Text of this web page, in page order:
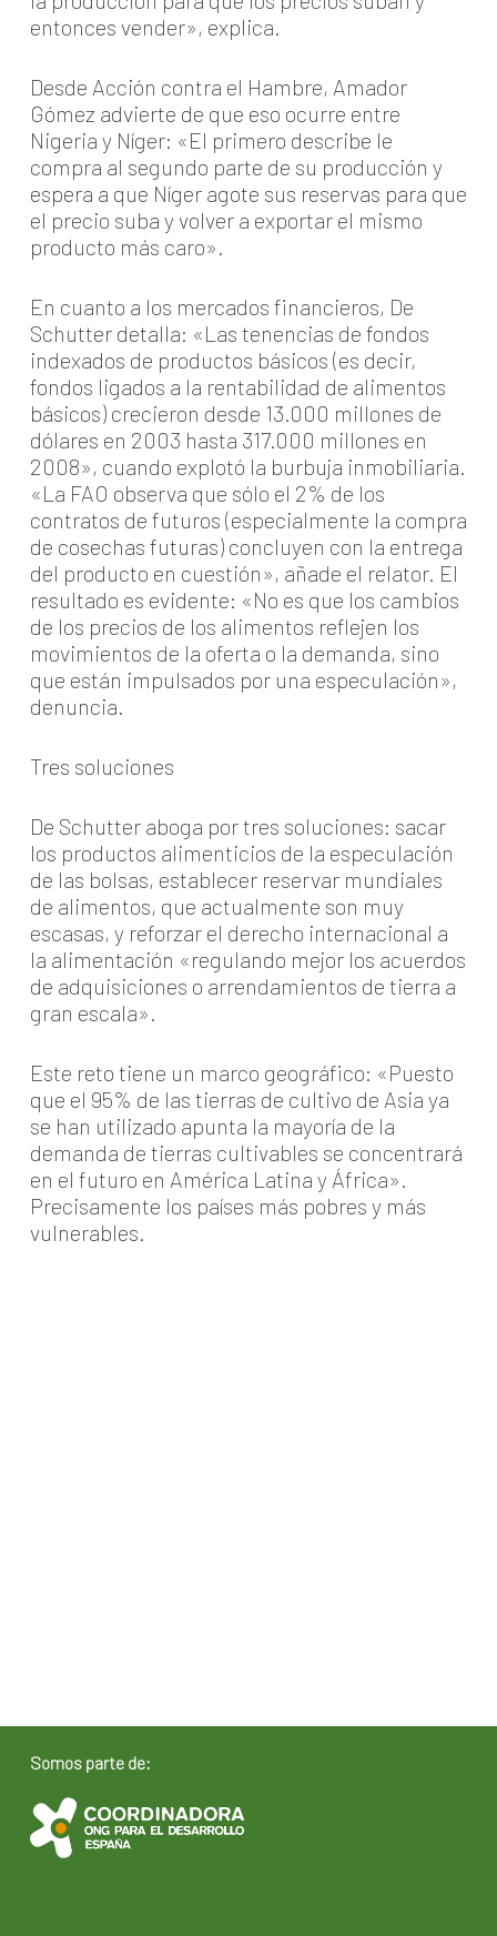
entonces vender», explica.
Desde Acción contra el Hambre, Amador
Gómez advierte de que eso ocurre entre
Nigeria y Níger: «El primero describe le
compra al segundo parte de su producción y
espera a que Níger agote sus reservas para que
el precio suba y volver a exportar el mismo
producto más caro».
En cuanto a los mercados financieros, De
Schutter detalla: «Las tenencias de fondos
indexados de productos básicos (es decir,
fondos ligados a la rentabilidad de alimentos
básicos) crecieron desde 13.000 millones de
dólares en 2003 hasta 317.000 millones en
2008», cuando explotó la burbuja inmobiliaria.
«La FAO observa que sólo el 2% de los
contratos de futuros (especialmente la compra
de cosechas futuras) concluyen con la entrega
del producto en cuestión», añade el relator. El
resultado es evidente: «No es que los cambios
de los precios de los alimentos reflejen los
movimientos de la oferta o la demanda, sino
que están impulsados por una especulación»,
denuncia.
Tres soluciones
De Schutter aboga por tres soluciones: sacar
los productos alimenticios de la especulación
de las bolsas, establecer reservar mundiales
de alimentos, que actualmente son muy
escasas, y reforzar el derecho internacional a
la alimentación «regulando mejor los acuerdos
de adquisiciones o arrendamientos de tierra a
gran escala».
Este reto tiene un marco geográfico: «Puesto
que el 95% de las tierras de cultivo de Asia ya
se han utilizado apunta la mayoría de la
demanda de tierras cultivables se concentrará
en el futuro en América Latina y África».
Precisamente los países más pobres y más
vulnerables.
Somos parte de: